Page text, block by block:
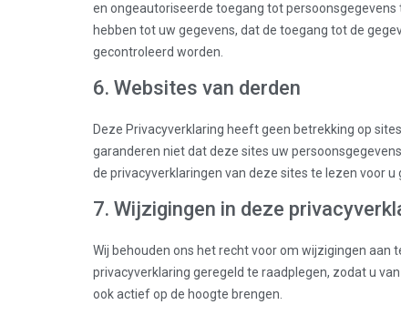
en ongeautoriseerde toegang tot
hebben tot uw gegevens, dat de toegang tot de
gecontroleerd worden.
6. Websites van derden
Deze Privacyverklaring heeft geen betrekking op
garanderen niet dat deze sites uw
de privacyverklaringen van deze sites te lezen voor u
7. Wijzigingen in deze
Wij behouden ons het recht voor om wijzigingen aan
privacyverklaring geregeld te raadplegen, zodat u
ook actief op de hoogte brengen.